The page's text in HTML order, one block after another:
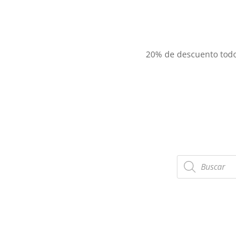
20% de descuento
Búsqueda
de
productos